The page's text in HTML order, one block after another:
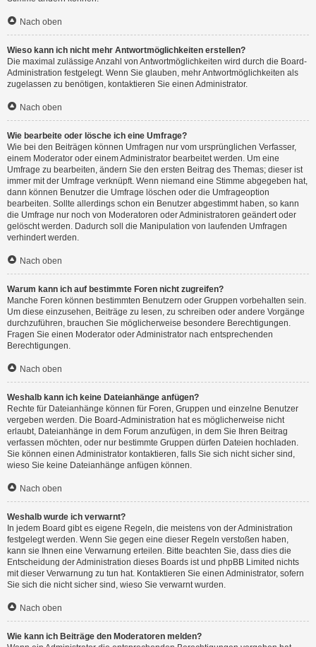
Nach oben
Wieso kann ich nicht mehr Antwortmöglichkeiten erstellen?
Die maximal zulässige Anzahl von Antwortmöglichkeiten wird durch die Board-
Administration festgelegt. Wenn Sie glauben, mehr Antwortmöglichkeiten als
zugelassen zu benötigen, kontaktieren Sie einen Administrator.
Nach oben
Wie bearbeite oder lösche ich eine Umfrage?
Wie bei den Beiträgen können Umfragen nur vom ursprünglichen Verfasser,
einem Moderator oder einem Administrator bearbeitet werden. Um eine
Umfrage zu bearbeiten, ändern Sie den ersten Beitrag des Themas; dieser ist
immer mit der Umfrage verknüpft. Wenn niemand eine Stimme abgegeben hat,
dann können Benutzer die Umfrage löschen oder die Umfrageoption
bearbeiten. Sollte allerdings schon ein Benutzer abgestimmt haben, so kann
die Umfrage nur noch von Moderatoren oder Administratoren geändert oder
gelöscht werden. Dadurch soll die Manipulation von laufenden Umfragen
verhindert werden.
Nach oben
Warum kann ich auf bestimmte Foren nicht zugreifen?
Manche Foren können bestimmten Benutzern oder Gruppen vorbehalten sein.
Um diese einzusehen, Beiträge zu lesen, zu schreiben oder andere Vorgänge
durchzuführen, brauchen Sie möglicherweise besondere Berechtigungen.
Fragen Sie einen Moderator oder Administrator nach entsprechenden
Berechtigungen.
Nach oben
Weshalb kann ich keine Dateianhänge anfügen?
Rechte für Dateianhänge können für Foren, Gruppen und einzelne Benutzer
vergeben werden. Die Board-Administration hat es möglicherweise nicht
erlaubt, Dateianhänge in dem Forum anzufügen, in dem Sie Ihren Beitrag
verfassen möchten, oder nur bestimmte Gruppen dürfen Dateien hochladen.
Sie können einen Administrator kontaktieren, falls Sie sich nicht sicher sind,
wieso Sie keine Dateianhänge anfügen können.
Nach oben
Weshalb wurde ich verwarnt?
In jedem Board gibt es eigene Regeln, die meistens von der Administration
festgelegt werden. Wenn Sie gegen eine dieser Regeln verstoßen haben,
kann sie Ihnen eine Verwarnung erteilen. Bitte beachten Sie, dass dies die
Entscheidung der Administration dieses Boards ist und phpBB Limited nichts
mit dieser Verwarnung zu tun hat. Kontaktieren Sie einen Administrator, sofern
Sie sich die nicht sicher sind, wieso Sie verwarnt wurden.
Nach oben
Wie kann ich Beiträge den Moderatoren melden?